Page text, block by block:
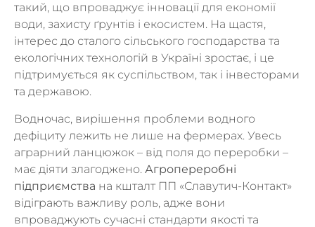
такий, що впроваджує інновації для економії
води, захисту ґрунтів і екосистем. На щастя,
інтерес до сталого сільського господарства та
екологічних технологій в Україні зростає, і це
підтримується як суспільством, так і інвесторами
та державою.
Водночас, вирішення проблеми водного
дефіциту лежить не лише на фермерах. Увесь
аграрний ланцюжок – від поля до переробки –
має діяти злагоджено. Агропереробні
підприємства на кшталт ПП «Славутич-Контакт»
відіграють важливу роль, адже вони
впроваджують сучасні стандарти якості та